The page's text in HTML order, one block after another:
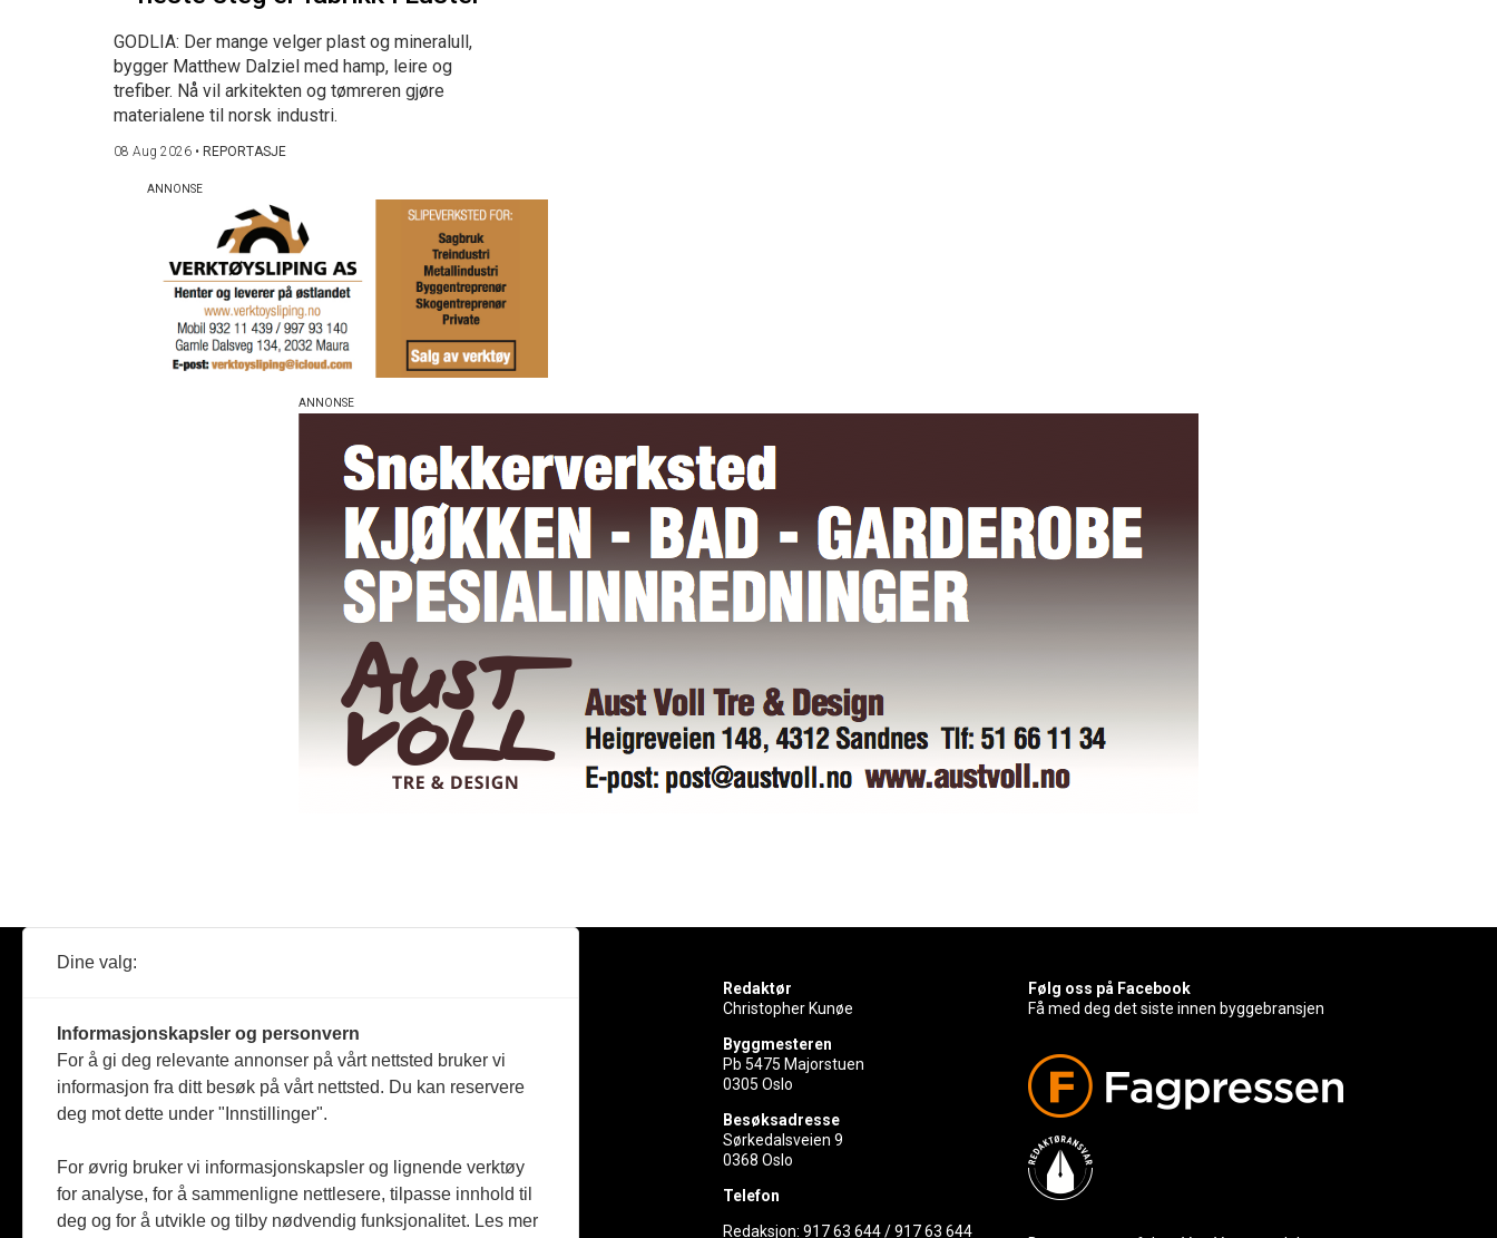
GODLIA: Der mange velger plast og mineralull,
bygger Matthew Dalziel med hamp, leire og
trefiber. Nå vil arkitekten og tømreren gjøre
materialene til norsk industri.
08 Aug 2026 • REPORTASJE
Reportasje
Produkter
Jobbmarked
Redaktør
Christopher Kunøe
Byggmesteren
Pb 5475 Majorstuen
0305 Oslo
Besøksadresse
Sørkedalsveien 9
0368 Oslo
Telefon
Redaksjon:917 63 644/917 63 644
Følg oss på Facebook
Få med deg det siste innen byggebransjen
Dine valg:
Informasjonskapsler og personvern
For å gi deg relevante annonser på vårt nettsted bruker vi
informasjon fra ditt besøk på vårt nettsted. Du kan reservere
deg mot dette under "Innstillinger".
For øvrig bruker vi informasjonskapsler og lignende verktøy
for analyse, for å sammenligne nettlesere, tilpasse innhold til
deg og for å utvikle og tilby nødvendig funksjonalitet. Les mer